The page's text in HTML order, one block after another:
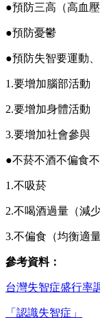
●預防三高（高血
●預防憂鬱
●預防失智要運動
1.要增加腦部活動
2.要增加身體活動
3.要增加社會參與
●不菸不酒不偏食
1.不吸菸
2.不喝酒過量（減
3.不偏食（均衡適
參考資料：
台灣失智症盛行率
「認識失智症」